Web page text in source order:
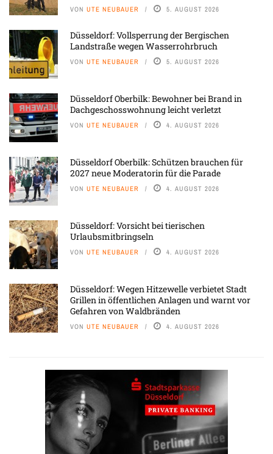
VON UTE NEUBAUER 5. AUGUST 2026
Düsseldorf: Vollsperrung der Bergischen
Landstraße wegen Wasserrohrbruch
VON UTE NEUBAUER 5. AUGUST 2026
Düsseldorf Oberbilk: Bewohner bei Brand in
Dachgeschosswohnung leicht verletzt
VON UTE NEUBAUER 4. AUGUST 2026
Düsseldorf Oberbilk: Schützen brauchen für
2027 neue Moderatorin für die Parade
VON UTE NEUBAUER 4. AUGUST 2026
Düsseldorf: Vorsicht bei tierischen
Urlaubsmitbringseln
VON UTE NEUBAUER 4. AUGUST 2026
Düsseldorf: Wegen Hitzewelle verbietet Stadt
Grillen in öffentlichen Anlagen und warnt vor
Gefahren von Waldbränden
VON UTE NEUBAUER 4. AUGUST 2026